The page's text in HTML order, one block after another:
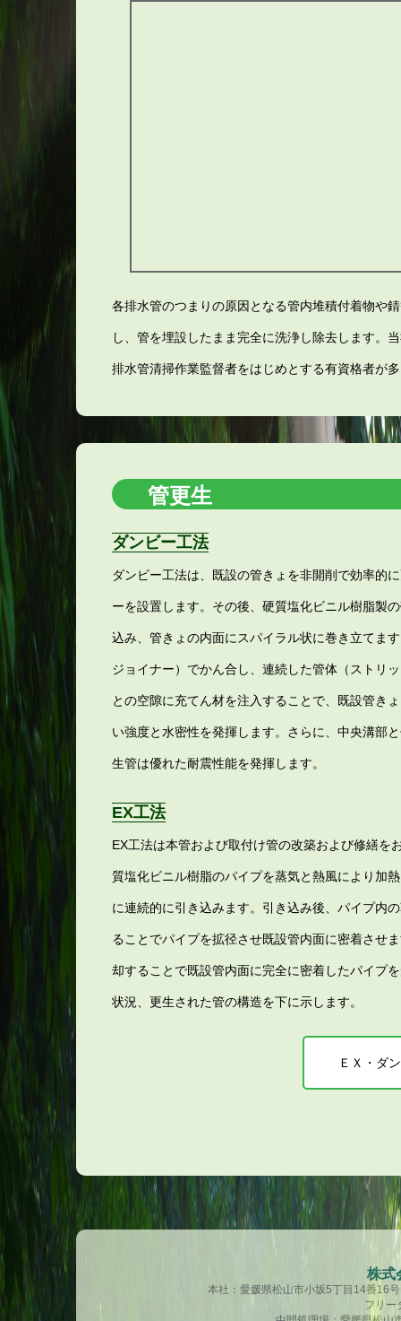
各排水管のつまりの原因となる管内堆積付着物や
し、管を埋設したまま完全に洗浄し除去します。
排水管清掃作業監督者をはじめとする有資格者が
管更生
ダンビー工法
ダンビー工法は、既設の管きょを非開削で効率的
ーを設置します。その後、硬質塩化ビニル樹脂製
込み、管きょの内面にスパイラル状に巻き立てま
ジョイナー）でかん合し、連続した管体（ストリ
との空隙に充てん材を注入することで、既設管き
い強度と水密性を発揮します。さらに、中央溝部
生管は優れた耐震性能を発揮します。
EX工法
EX工法は本管および取付け管の改築および修繕を
質塩化ビニル樹脂のパイプを蒸気と熱風により加
に連続的に引き込みます。引き込み後、パイプ内
ることでパイプを拡径させ既設管内面に密着させ
却することで既設管内面に完全に密着したパイプ
状況、更生された管の構造を下に示します。
ＥＸ・ダ
株式
本社：愛媛県松山市小坂5丁目14番
フリー